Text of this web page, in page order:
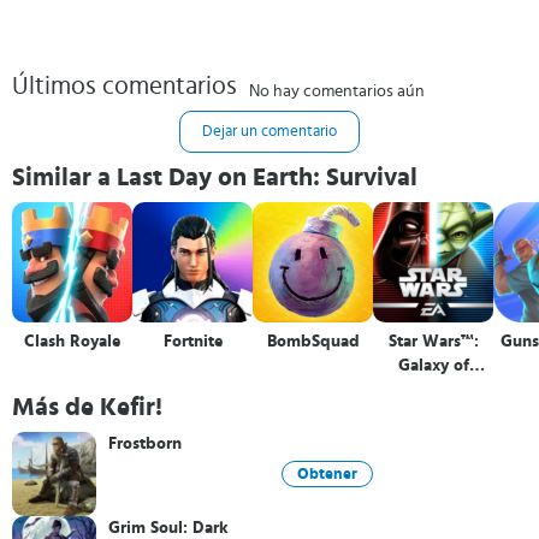
Últimos comentarios No hay comentarios aún
Dejar un comentario
Similar a Last Day on Earth: Survival
Clash Royale Fortnite BombSquad
Star Wars™:
Galaxy of
Más de Kefir!
Frostborn
Obtener
Grim Soul: Dark